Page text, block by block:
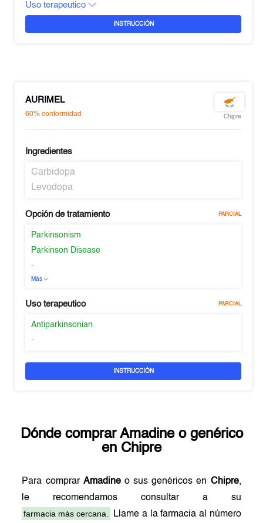
Uso terapeutico
INSTRUCCIÓN
AURIMEL
60%conformidad Chipre
Ingredientes
Carbidopa
Levodopa
Opción de tratamiento PARCIAL
Parkinsonism
Parkinson Disease
-
Más
Uso terapeutico PARCIAL
Antiparkinsonian
-
INSTRUCCIÓN
Dónde comprar Amadineo genérico
en Chipre
Para comprar Amadineo sus genéricos en Chipre,
le recomendamos consultar a su
farmacia más cercana.
Llame a la farmacia al número